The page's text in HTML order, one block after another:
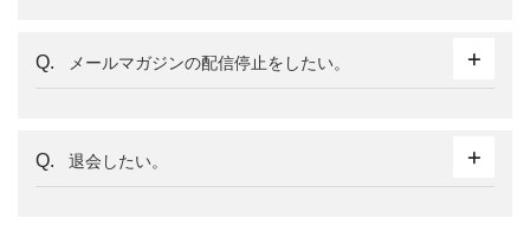
メールマガジンの配信停止をしたい。
退会したい。